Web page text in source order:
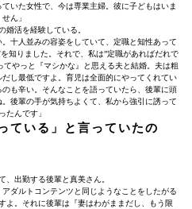
いた女性で、今は専業主婦。彼に子どもはいま
せん」
婚活を経験している。
十人並みの容姿をしていて、定職と知性あって
知りました。それで、私は”定職があればだれで
てやっと『マシかな』と思える夫と結婚。夫は粗
し最低ですよ。育児は全面的にやってくれてい
も辛い。そんなことを語っていたら、後輩に頭
後輩の手が気持ちよくて、私から強引に誘って
たんです」
ている」と言っていたの
、出勤する後輩と真美さん。
ダルトコンテンツと同じようなことをしたがる
よ。それに後輩は『妻はわがままだし、もう限